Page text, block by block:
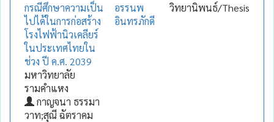
กรณีศึกษาความเป็น
ไปได้ในการก่อสร้าง
โรงไฟฟ้านิวเคลียร์
ในประเทศไทยใน
ช่วง ปี ค.ศ. 2039
มหาวิทยาลัย
รามคำแหง
กาญจนา ธรรมา
วาท;สุณี ฉัตราคม
อรรนพ
อินทรภักดี
วิทยานิพนธ์/Thesis